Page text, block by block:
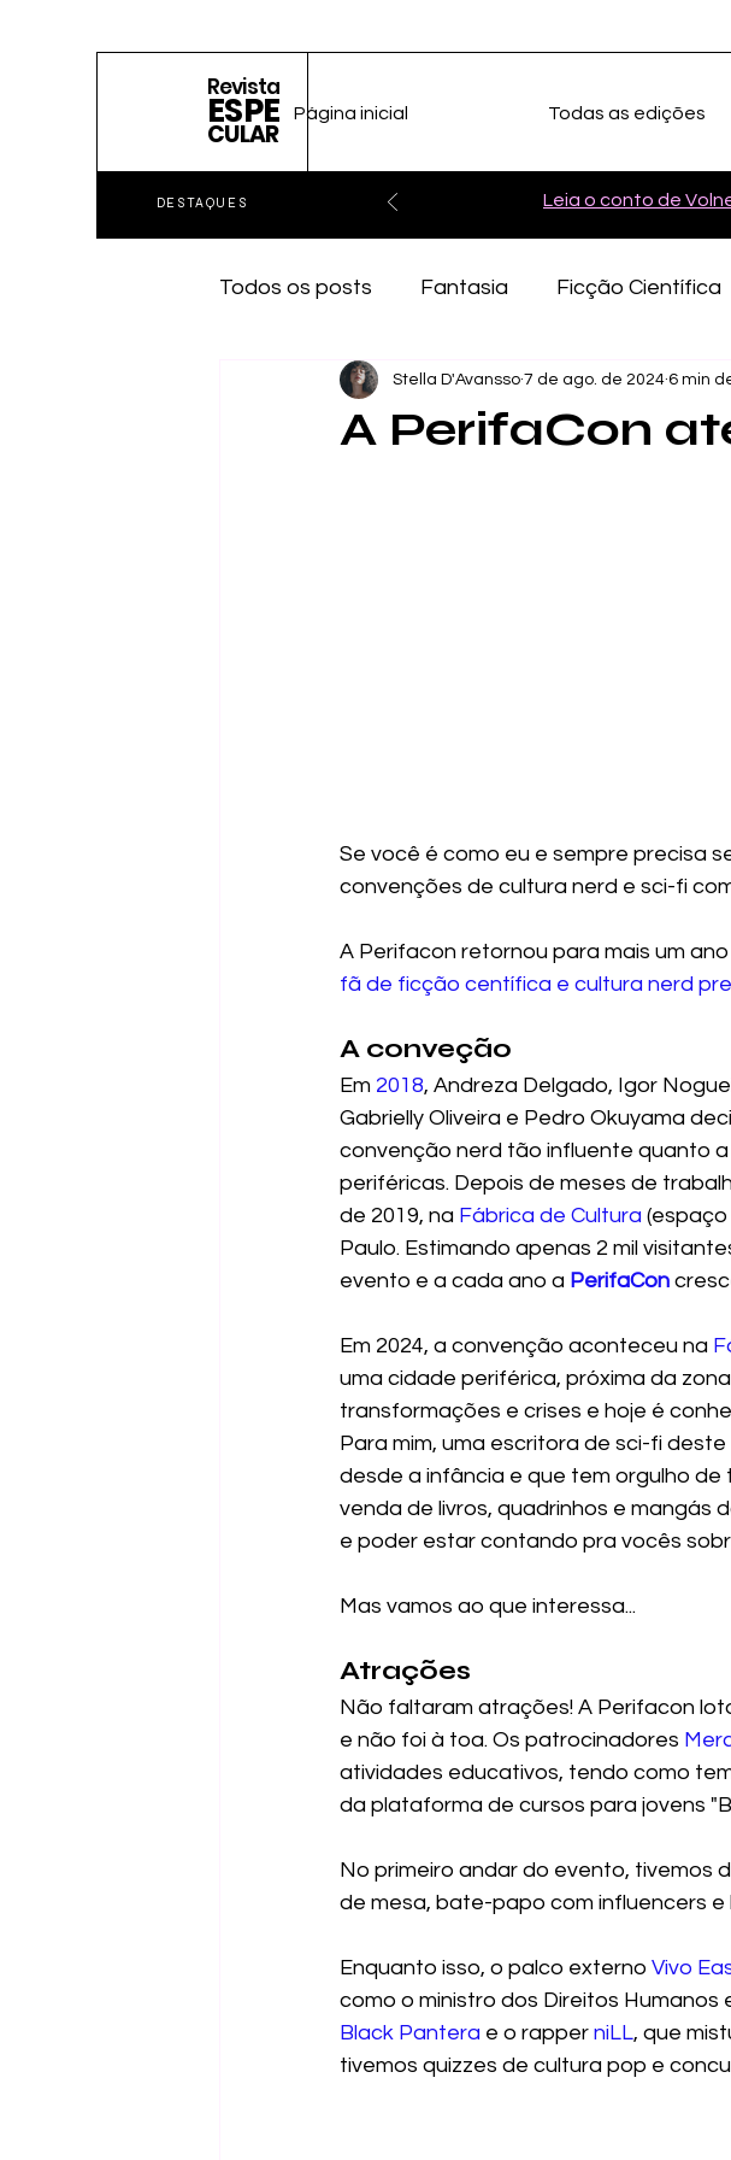
Revista
ESPE
CULAR
DESTAQUES Leia o conto de
Página inicial Todas as edições
Todos os posts Fantasia Ficção Científica
A PerifaCon
Stella D'Avansso 7 de ago. de 2024 6 min
Se você é como eu e sempre precisa
convenções de cultura nerd e sci-fi
A Perifacon retornou para mais um
fã de ficção centífica e cultura nerd
A conveção
Em 2018, Andreza Delgado, Igor
Gabrielly Oliveira e Pedro Okuyama
convenção nerd tão influente quanto a
periféricas. Depois de meses de
de 2019, na Fábrica de Cultura
Paulo. Estimando apenas 2 mil
evento e a cada ano a PerifaCon
Em 2024, a convenção aconteceu na
uma cidade periférica, próxima da
transformações e crises e hoje é
Para mim, uma escritora de sci-fi
desde a infância e que tem orgulho
venda de livros, quadrinhos e mangás
e poder estar contando pra vocês
Mas vamos ao que interessa...
Atrações
Não faltaram atrações! A Perifacon
e não foi à toa. Os patrocinadores
atividades educativos, tendo como
da plataforma de cursos para jovens
No primeiro andar do evento, tivemos
de mesa, bate-papo com influencers e
Enquanto isso, o palco externo Vivo
como o ministro dos Direitos Humanos
Black Pantera e o rapper niLL, que
tivemos quizzes de cultura pop e